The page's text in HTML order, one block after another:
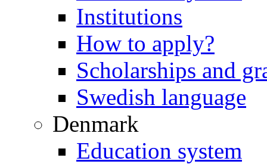
Institutions
How to apply?
Scholarships and
Swedish language
Denmark
Education system